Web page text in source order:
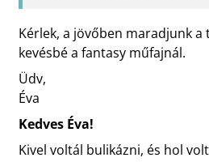
Kérlek, a jövőben maradjunk a
kevésbé a fantasy műfajnál.
Üdv,
Éva
Kedves Éva!
Kivel voltál bulikázni, és hol